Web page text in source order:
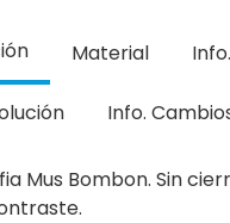
Material
Info.
Mus Bombon. Sin